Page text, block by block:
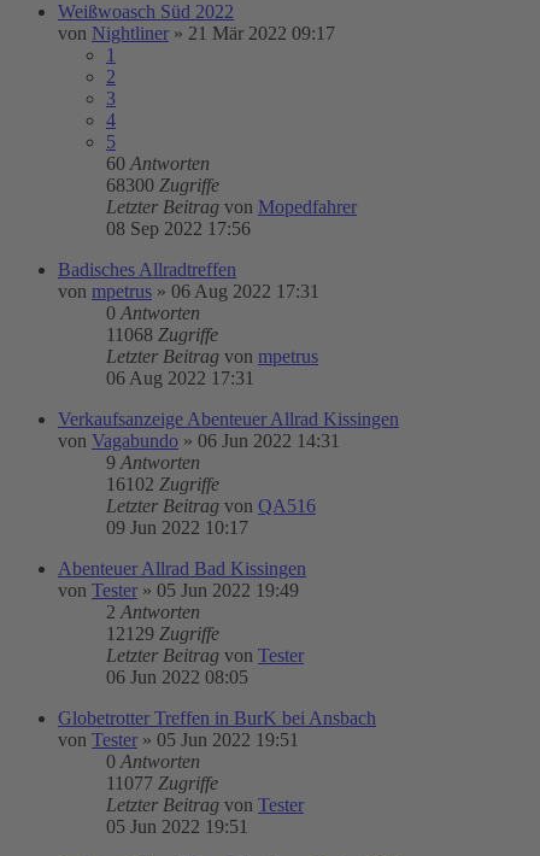
Weißwoasch Süd 2022
von Nightliner » 21 Mär 2022 09:17
1
2
3
4
5
60 Antworten
68300 Zugriffe
Letzter Beitrag von Mopedfahrer
08 Sep 2022 17:56
Badisches Allradtreffen
von mpetrus » 06 Aug 2022 17:31
0 Antworten
11068 Zugriffe
Letzter Beitrag von mpetrus
06 Aug 2022 17:31
Verkaufsanzeige Abenteuer Allrad Kissingen
von Vagabundo » 06 Jun 2022 14:31
9 Antworten
16102 Zugriffe
Letzter Beitrag von QA516
09 Jun 2022 10:17
Abenteuer Allrad Bad Kissingen
von Tester » 05 Jun 2022 19:49
2 Antworten
12129 Zugriffe
Letzter Beitrag von Tester
06 Jun 2022 08:05
Globetrotter Treffen in BurK bei Ansbach
von Tester » 05 Jun 2022 19:51
0 Antworten
11077 Zugriffe
Letzter Beitrag von Tester
05 Jun 2022 19:51